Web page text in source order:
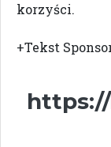
korzyści.
+Tekst